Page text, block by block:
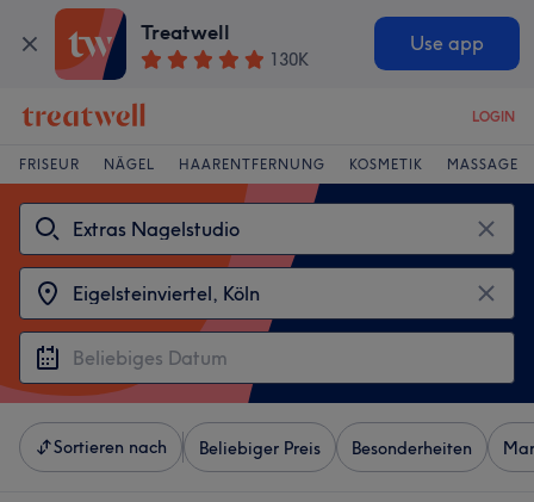
Treatwell
130K
Use app
LOGIN
FRISEUR NÄGEL HAARENTFERNUNG KOSMETIK MASSAGE
Sortieren nach Beliebiger Preis Besonderheiten